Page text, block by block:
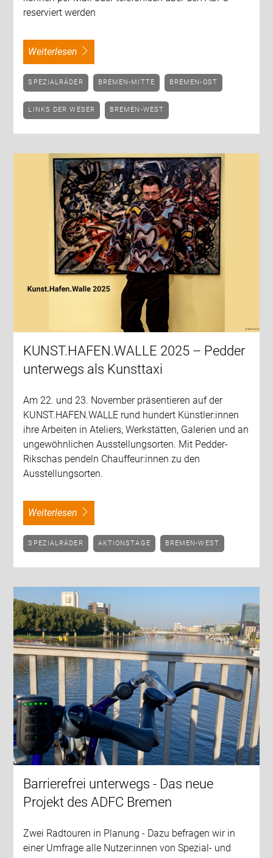
reserviert werden
weiterlesen
SPEZIALRÄDER BREMEN-MITTE BREMEN-OST
LINKS DER WESER BREMEN-WEST
KUNST.HAFEN.WALLE 2025 – Pedder
unterwegs als Kunsttaxi
Am 22. und 23. November präsentieren auf der
KUNST.HAFEN.WALLE rund hundert Künstler:innen
ihre Arbeiten in Ateliers, Werkstätten, Galerien und an
ungewöhnlichen Ausstellungsorten. Mit Pedder-
Rikschas pendeln Chauffeur:innen zu den
Ausstellungsorten.
weiterlesen
SPEZIALRÄDER AKTIONSTAGE BREMEN-WEST
Barrierefrei unterwegs - Das neue
Projekt des ADFC Bremen
Zwei Radtouren in Planung - Dazu befragen wir in
einer Umfrage alle Nutzer:innen von Spezial- und